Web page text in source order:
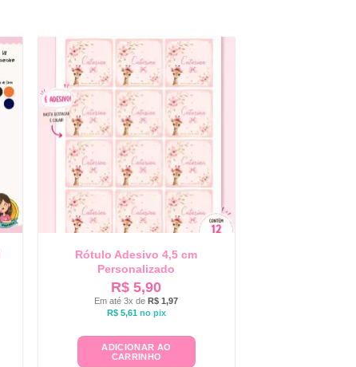
Rótulo Adesivo 4,5 cm
Personalizado
R$ 5,90
Em até 3x deR$ 1,97
R$5,61 no pix
ADICIONAR AO
CARRINHO